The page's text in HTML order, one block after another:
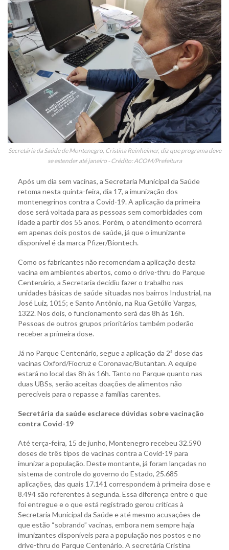
Secretária da Saúde de Montenegro, Cristina Reinheimer, diz que programa deve
se estender até janeiro - Crédito: ACOM/Prefeitura
Após um dia sem vacinas, a Secretaria Municipal da Saúde
retoma nesta quinta-feira, dia 17, a imunização dos
montenegrinos contra a Covid-19. A aplicação da primeira
dose será voltada para as pessoas sem comorbidades com
idade a partir dos 55 anos. Porém, o atendimento ocorrerá
em apenas dois postos de saúde, já que o imunizante
disponível é da marca Pfizer/Biontech.
Como os fabricantes não recomendam a aplicação desta
vacina em ambientes abertos, como o drive-thru do Parque
Centenário, a Secretaria decidiu fazer o trabalho nas
unidades básicas de saúde situadas nos bairros Industrial, na
José Luiz, 1015; e Santo Antônio, na Rua Getúlio Vargas,
1322. Nos dois, o funcionamento será das 8h às 16h.
Pessoas de outros grupos prioritários também poderão
receber a primeira dose.
Já no Parque Centenário, segue a aplicação da 2ª dose das
vacinas Oxford/Fiocruz e Coronavac/Butantan. A equipe
estará no local das 8h às 16h. Tanto no Parque quanto nas
duas UBSs, serão aceitas doações de alimentos não
perecíveis para o repasse a famílias carentes.
Secretária da saúde esclarece dúvidas sobre vacinação
contra Covid-19
Até terça-feira, 15 de junho, Montenegro recebeu 32.590
doses de três tipos de vacinas contra a Covid-19 para
imunizar a população. Deste montante, já foram lançadas no
sistema de controle do governo do Estado, 25.685
aplicações, das quais 17.141 correspondem à primeira dose e
8.494 são referentes à segunda. Essa diferença entre o que
foi entregue e o que está registrado gerou críticas à
Secretaria Municipal da Saúde e até mesmo acusações de
que estão “sobrando” vacinas, embora nem sempre haja
imunizantes disponíveis para a população nos postos e no
drive-thru do Parque Centenário. A secretária Cristina